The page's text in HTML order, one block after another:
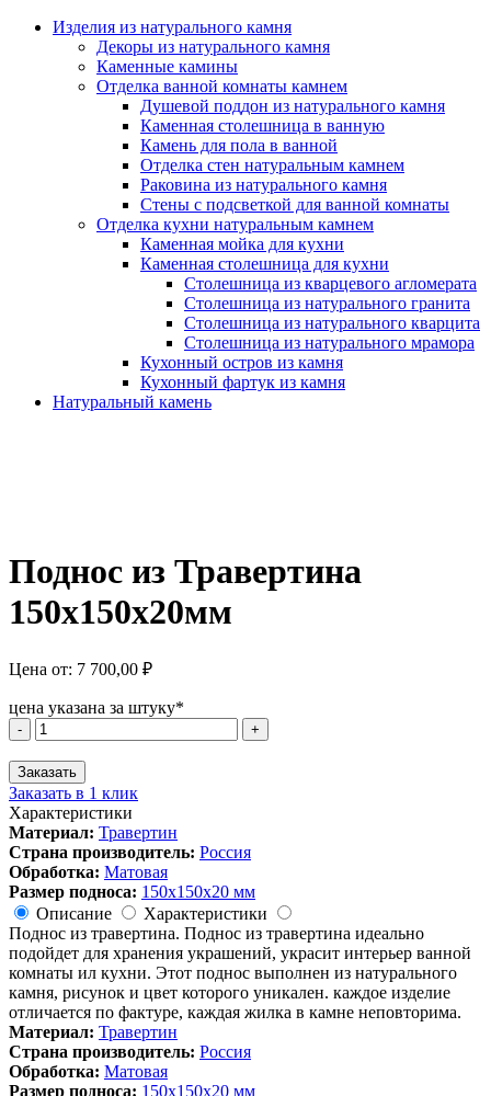
Изделия из натурального камня
Декоры из натурального камня
Каменные камины
Отделка ванной комнаты камнем
Душевой поддон из натурального камня
Каменная столешница в ванную
Камень для пола в ванной
Отделка стен натуральным камнем
Раковина из натурального камня
Стены с подсветкой для ванной комнаты
Отделка кухни натуральным камнем
Каменная мойка для кухни
Каменная столешница для кухни
Столешница из кварцевого агломерата
Столешница из натурального гранита
Столешница из натурального кварцита
Столешница из натурального мрамора
Кухонный остров из камня
Кухонный фартук из камня
Натуральный камень
Поднос из Травертина
150х150х20мм
Цена от: 7 700,00 ₽
цена указана за штуку*
-
Количество
товара
Поднос
из
Травертина
150х150х20мм
+
Заказать
Заказать в 1 клик
Характеристики
Материал: Травертин
Страна производитель: Россия
Обработка: Матовая
Размер подноса: 150х150х20 мм
Описание
Характеристики
Поднос из травертина. Поднос из травертина идеально
подойдет для хранения украшений, украсит интерьер ванной
комнаты ил кухни. Этот поднос выполнен из натурального
камня, рисунок и цвет которого уникален. каждое изделие
отличается по фактуре, каждая жилка в камне неповторима.
Материал: Травертин
Страна производитель: Россия
Обработка: Матовая
Размер подноса: 150х150х20 мм